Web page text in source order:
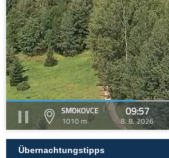
SMOKOVCE
1010 m
09:57
8. 8. 2026
Übernachtungstipps